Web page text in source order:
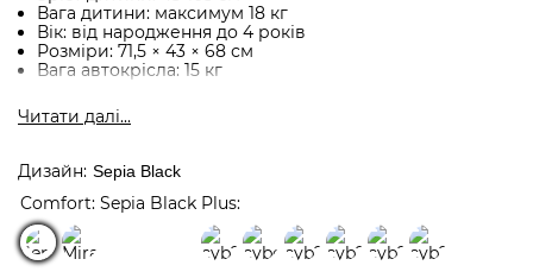
Вага дитини: максимум 18 кг
Вік: від народження до 4 років
Розміри: 71,5 × 43 × 68 см
Вага автокрісла: 15 кг
Функції
Обертання 360° для легкої посадки дитини та
перемикання між положеннями спиною/обличчям
вперед
5 положень нахилу спинки для комфортного сну —
регулюється однією рукою
12 положень підголівника для адаптації під зростання
Читати далi...
Дизайн Sepia Black
Comfort: Sepia Black Plus: